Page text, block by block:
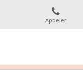
Appeler